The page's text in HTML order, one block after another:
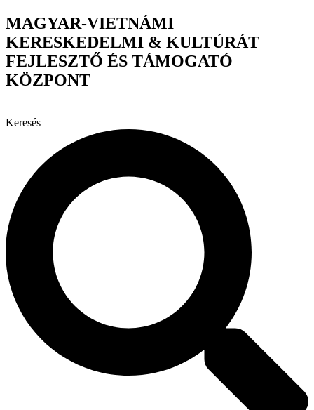
Ugrás
a
tartalomhoz
MAGYAR-VIETNÁMI
KERESKEDELMI & KULTÚRÁT
FEJLESZTŐ ÉS TÁMOGATÓ
KÖZPONT
Keresés